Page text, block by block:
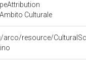
Culturale
arco/resource/